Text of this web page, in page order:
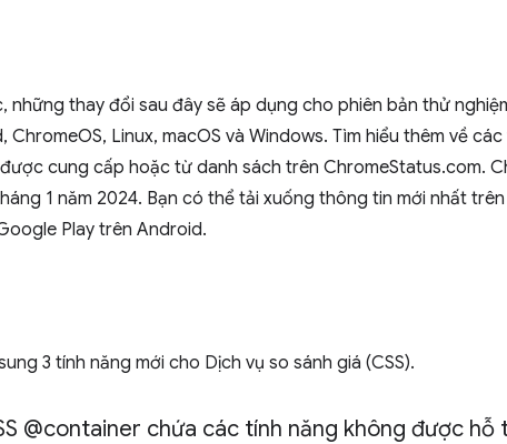
những thay đổi sau đây sẽ áp dụng cho phiên bản thử
Linux, macOS và Windows. Tìm hiểu thêm về
cung cấp hoặc từ danh sách trên ChromeStatus.com.
1 năm 2024. Bạn có thể tải xuống thông tin mới nhất trên
Play trên Android.
3 tính năng mới cho Dịch vụ so sánh giá (CSS).
@container chứa các tính năng không được